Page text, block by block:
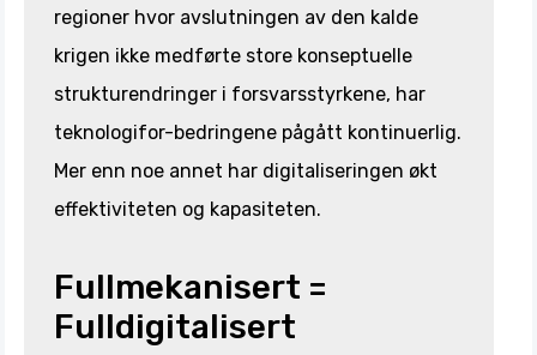
regioner hvor avslutningen av den kalde
krigen ikke medførte store konseptuelle
strukturendringer i forsvarsstyrkene, har
teknologifor-bedringene pågått kontinuerlig.
Mer enn noe annet har digitaliseringen økt
effektiviteten og kapasiteten.
Fullmekanisert =
Fulldigitalisert